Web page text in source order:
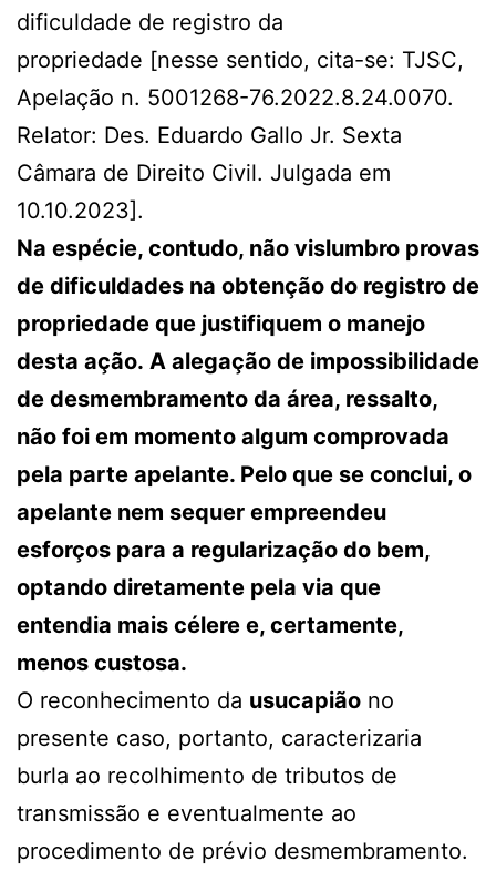
dificuldade de registro da
propriedade [nesse sentido, cita-se: TJSC,
Apelação n. 5001268-76.2022.8.24.0070.
Relator: Des. Eduardo Gallo Jr. Sexta
Câmara de Direito Civil. Julgada em
10.10.2023].
Na espécie, contudo, não vislumbro provas
de dificuldades na obtenção do registro de
propriedade que justifiquem o manejo
desta ação. A alegação de impossibilidade
de desmembramento da área, ressalto,
não foi em momento algum comprovada
pela parte apelante. Pelo que se conclui, o
apelante nem sequer empreendeu
esforços para a regularização do bem,
optando diretamente pela via que
entendia mais célere e, certamente,
menos custosa.
O reconhecimento da usucapião no
presente caso, portanto, caracterizaria
burla ao recolhimento de tributos de
transmissão e eventualmente ao
procedimento de prévio desmembramento.